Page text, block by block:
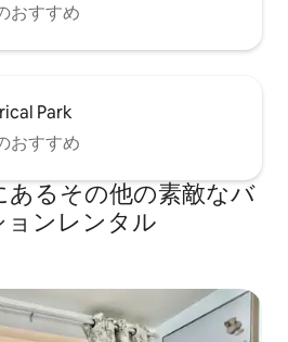
おすすめ
Park
おすすめ
るその他の素敵なバ
ョンレンタル